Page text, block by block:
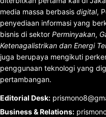
media massa berbasis digital,
penyediaan informasi yang
bisnis di sektor Perminyakan,
Ketenagalistrikan dan Energi
juga berupaya mengikuti
penggunaan teknologi yang
pertambangan.
Editorial Desk:
Business & Relations: